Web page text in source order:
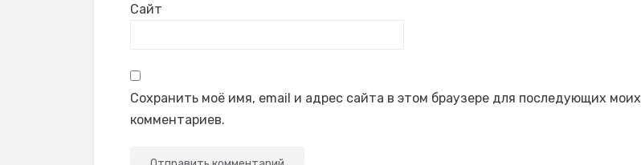
Сайт
Сохранить моё имя, email и адрес сайта в этом браузере для последующих моих
комментариев.